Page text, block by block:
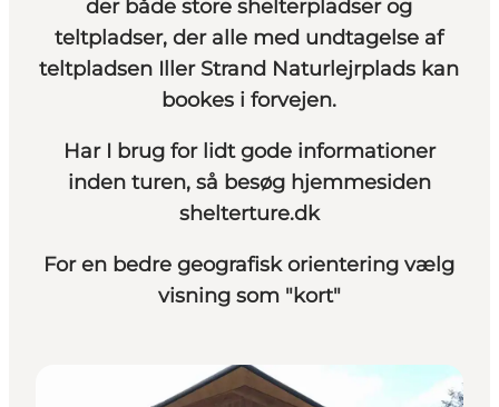
der både store shelterpladser og
teltpladser, der alle med undtagelse af
teltpladsen Iller Strand Naturlejrplads kan
bookes i forvejen.
Har I brug for lidt gode informationer
inden turen, så besøg hjemmesiden
shelterture.dk
For en bedre geografisk orientering vælg
visning som "kort"